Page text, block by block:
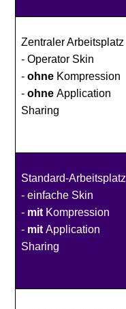
Zentraler Arbeitsplatz
- Operator Skin
-ohne Kompression
-ohne Application
Sharing
Standard-Arbeitsplatz
- einfache Skin
- mit Kompression
- mit Application
Sharing